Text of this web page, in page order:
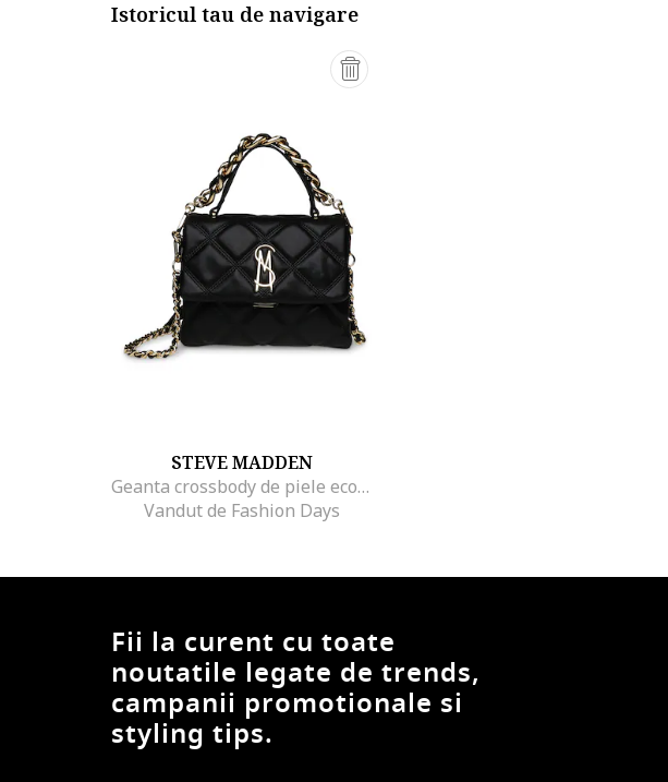
Istoricul tau de navigare
STEVE MADDEN
Geanta crossbody de piele ecologica cu aspect matlasat Worship
Vandut de Fashion Days
Fii la curent cu toate
noutatile legate de trends,
campanii promotionale si
styling tips.